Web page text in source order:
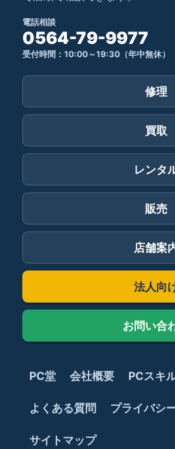
電話相談
0564-79-9977
受付時間：10:00～19:30（年中無休）
修理
買取
レンタ
販売
店舗案
法人向
お問い合
PC堂 会社概要 PCスキ
よくある質問 プライバシ
サイトマップ